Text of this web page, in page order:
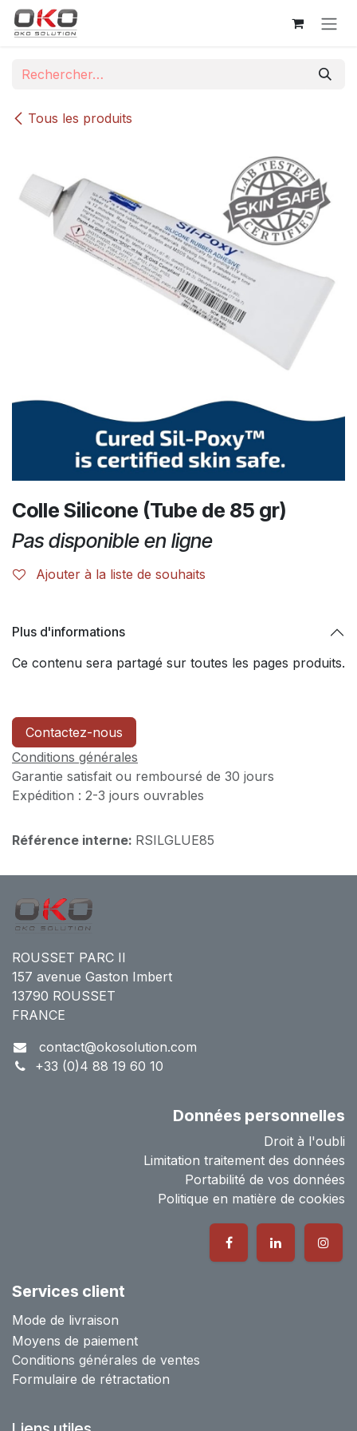
Se rendre au contenu
Tous les produits
Colle Silicone (Tube de 85 gr)
Pas disponible en ligne
Ajouter à la liste de souhaits
Plus d'informations
Ce contenu sera partagé sur toutes les pages produits.
Contactez-nous
Conditions générales
Garantie satisfait ou remboursé de 30 jours
Expédition : 2-3 jours ouvrables
Référence interne: RSILGLUE85
ROUSSET PARC II
157 avenue Gaston Imbert
13790 ROUSSET
FRANCE
contact@okosolution.com
+33 (0)4 88 19 60 10
Données personnelles
Droit à l'oubli
Limitation traitement des données
Portabilité de vos données
Politique en matière de cookies
Services client
Mode de livraison
Moyens de paiement
Conditions générales de ventes
Formulaire de rétractation